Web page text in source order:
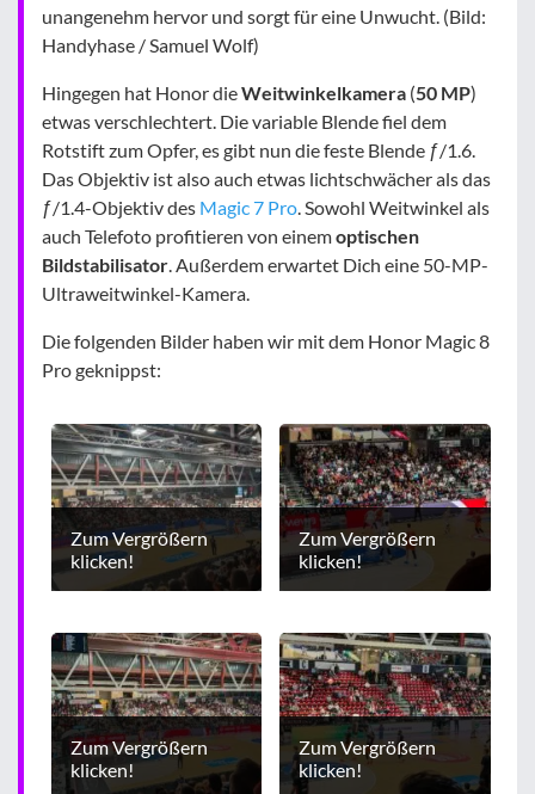
unangenehm hervor und sorgt für eine Unwucht. (Bild:
Handyhase / Samuel Wolf)
Hingegen hat Honor dieWeitwinkelkamera (50 MP)
etwas verschlechtert. Die variable Blende fiel dem
Rotstift zum Opfer, es gibt nun die feste Blende ƒ/1.6.
Das Objektiv ist also auch etwas lichtschwächer als das
ƒ/1.4-Objektiv des Magic 7 Pro. Sowohl Weitwinkel als
auch Telefoto profitieren von einemoptischen
Bildstabilisator. Außerdem erwartet Dich eine 50-MP-
Ultraweitwinkel-Kamera.
Die folgenden Bilder haben wir mit dem Honor Magic 8
Pro geknippst:
Zum Vergrößern
klicken!
Zum Vergrößern
klicken!
Zum Vergrößern
klicken!
Zum Vergrößern
klicken!